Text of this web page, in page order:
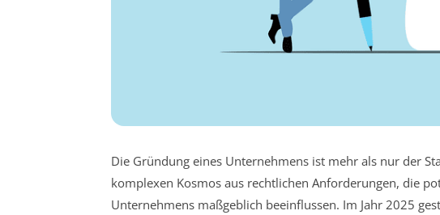
Die Gründung eines Unternehmens ist mehr als nur der
komplexen Kosmos aus rechtlichen Anforderungen, die
Unternehmens maßgeblich beeinflussen. Im Jahr 2025